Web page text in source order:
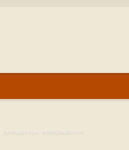
возвращаются